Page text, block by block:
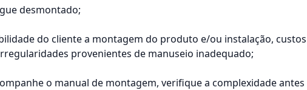
desmontado;
do cliente a montagem do produto e/ou instalação,
provenientes de manuseio inadequado;
o manual de montagem, verifique a complexidade